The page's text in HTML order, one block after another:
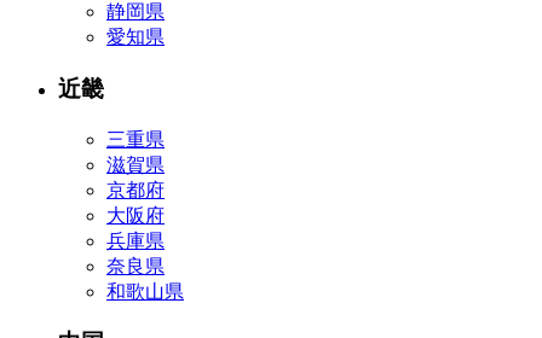
静岡県
愛知県
近畿
三重県
滋賀県
京都府
大阪府
兵庫県
奈良県
和歌山県